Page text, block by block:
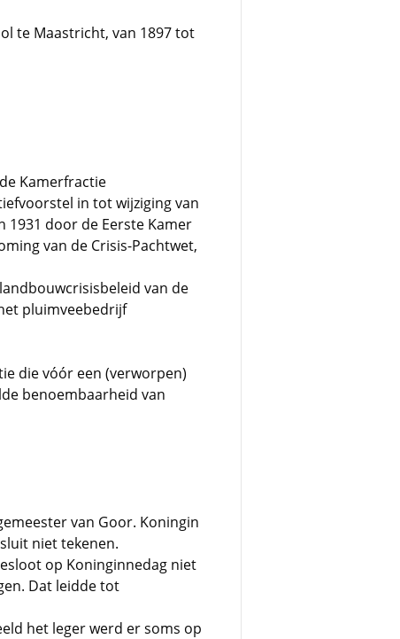
te Maastricht, van 1897 tot
Kamerfractie
in tot wijziging van
1931 door de Eerste Kamer
van de Crisis-Pachtwet,
van de
pluimveebedrijf
die vóór een (verworpen)
benoembaarheid van
van Goor. Koningin
niet tekenen.
op Koninginnedag niet
Dat leidde tot
het leger werd er soms op